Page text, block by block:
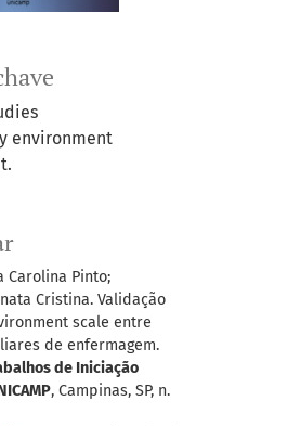
environment
Carolina Pinto;
Cristina. Validação
scale entre
de enfermagem.
de Iniciação
, Campinas, SP, n.